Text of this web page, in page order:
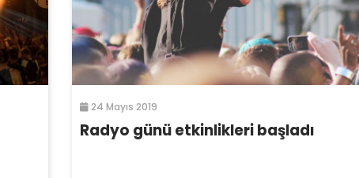
24 Mayıs 2019
Radyo günü etkinlikleri başladı